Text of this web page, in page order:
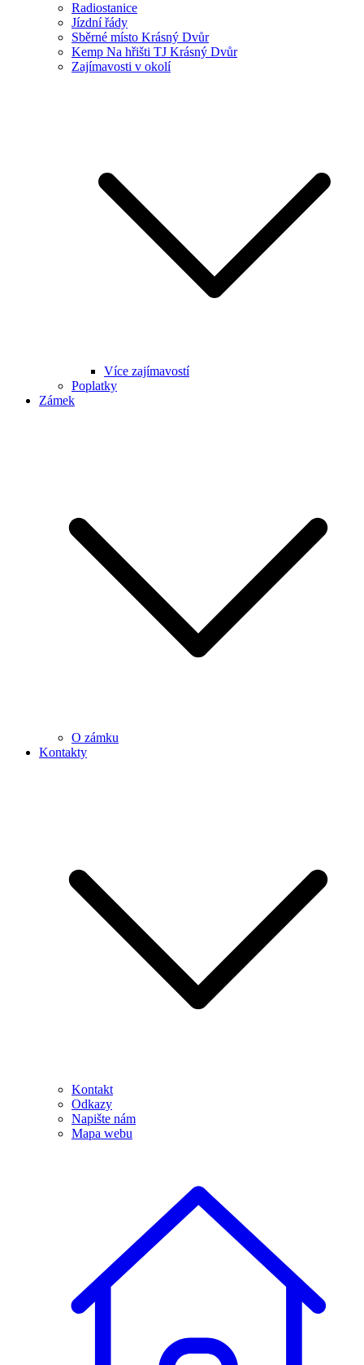
Radiostanice
Jízdní řády
Sběrné místo Krásný Dvůr
Kemp Na hřišti TJ Krásný Dvůr
Zajímavosti v okolí
Více zajímavostí
Poplatky
Zámek
O zámku
Kontakty
Kontakt
Odkazy
Napište nám
Mapa webu